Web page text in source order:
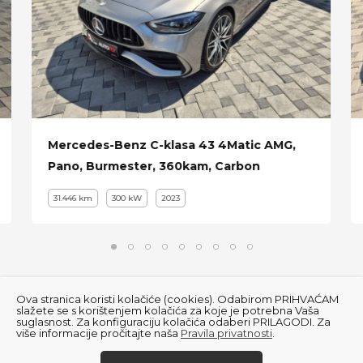
Mercedes-Benz C-klasa 43 4Matic AMG,
Pano, Burmester, 360kam, Carbon
31.446 km 300 kW 2023
Ova stranica koristi kolačiće (cookies). Odabirom PRIHVAĆAM
slažete se s korištenjem kolačića za koje je potrebna Vaša
suglasnost. Za konfiguraciju kolačića odaberi PRILAGODI. Za
više informacije pročitajte naša Pravila privatnosti